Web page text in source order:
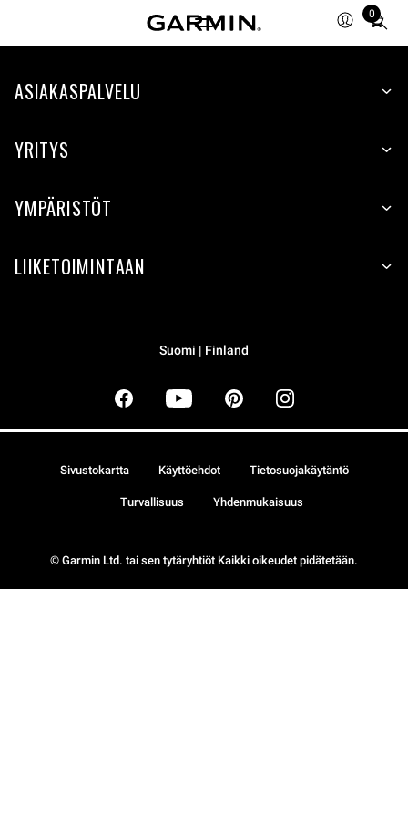
0
Total
items
cart:
ASIAKASPALVELU
YRITYS
YMPÄRISTÖT
LIIKETOIMINTAAN
Suomi | Finland
© Garmin Ltd. tai sen tytäryhtiöt Kaikki oikeudet pidätetään.
Sivustokartta Käyttöehdot Tietosuojakäytäntö
Turvallisuus Yhdenmukaisuus